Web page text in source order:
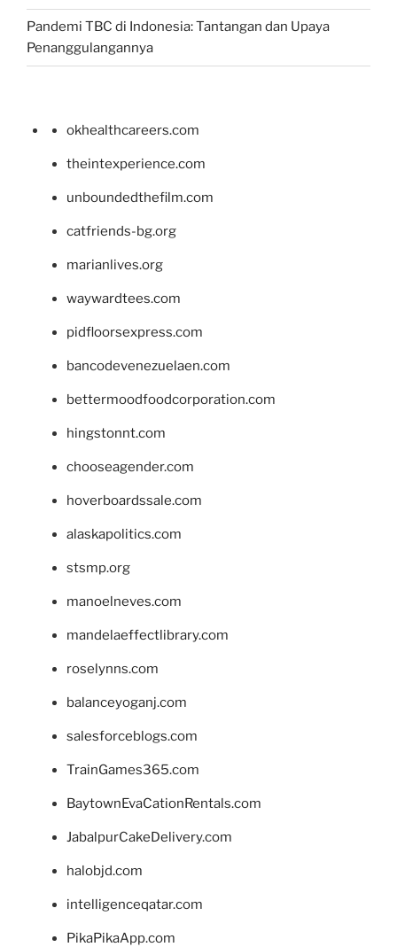
Pandemi TBC di Indonesia: Tantangan dan Upaya
Penanggulangannya
okhealthcareers.com
theintexperience.com
unboundedthefilm.com
catfriends-bg.org
marianlives.org
waywardtees.com
pidfloorsexpress.com
bancodevenezuelaen.com
bettermoodfoodcorporation.com
hingstonnt.com
chooseagender.com
hoverboardssale.com
alaskapolitics.com
stsmp.org
manoelneves.com
mandelaeffectlibrary.com
roselynns.com
balanceyoganj.com
salesforceblogs.com
TrainGames365.com
BaytownEvaCationRentals.com
JabalpurCakeDelivery.com
halobjd.com
intelligenceqatar.com
PikaPikaApp.com